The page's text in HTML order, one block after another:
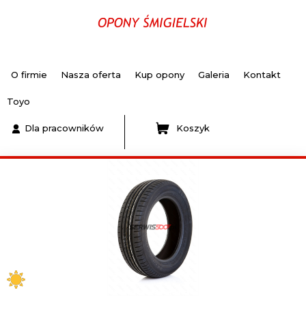
O firmie Nasza oferta Kup opony Galeria Kontakt
Toyo
Dla pracowników Koszyk